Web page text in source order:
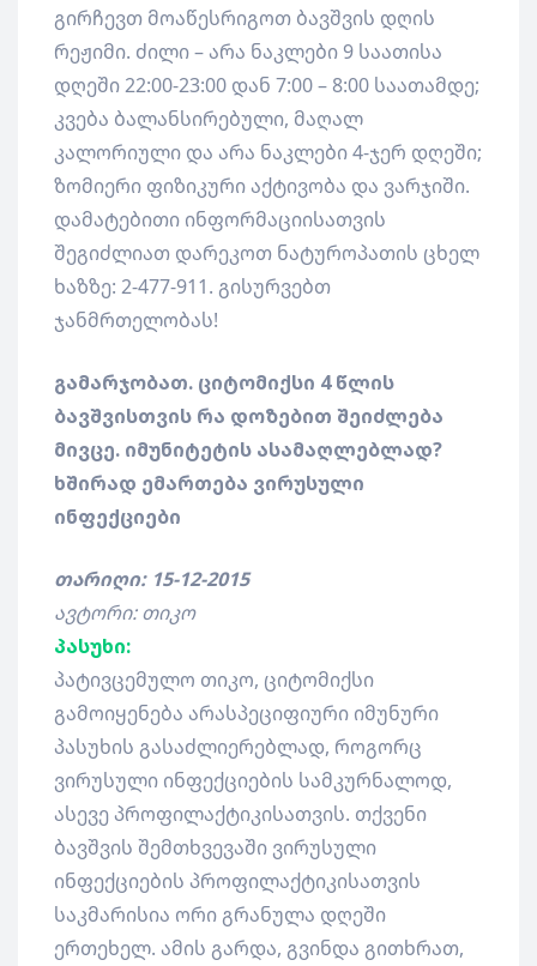
გირჩევთ მოაწესრიგოთ ბავშვის დღის
რეჟიმი. ძილი – არა ნაკლები 9 საათისა
დღეში 22:00-23:00 დან 7:00 – 8:00 საათამდე;
კვება ბალანსირებული, მაღალ
კალორიული და არა ნაკლები 4-ჯერ დღეში;
ზომიერი ფიზიკური აქტივობა და ვარჯიში.
დამატებითი ინფორმაციისათვის
შეგიძლიათ დარეკოთ ნატუროპათის ცხელ
ხაზზე: 2-477-911. გისურვებთ
ჯანმრთელობას!
გამარჯობათ. ციტომიქსი 4 წლის
ბავშვისთვის რა დოზებით შეიძლება
მივცე. იმუნიტეტის ასამაღლებლად?
ხშირად ემართება ვირუსული
ინფექციები
თარიღი: 15-12-2015
ავტორი: თიკო
პასუხი:
პატივცემულო თიკო, ციტომიქსი
გამოიყენება არასპეციფიური იმუნური
პასუხის გასაძლიერებლად, როგორც
ვირუსული ინფექციების სამკურნალოდ,
ასევე პროფილაქტიკისათვის. თქვენი
ბავშვის შემთხვევაში ვირუსული
ინფექციების პროფილაქტიკისათვის
საკმარისია ორი გრანულა დღეში
ერთეხელ. ამის გარდა, გვინდა გითხრათ,